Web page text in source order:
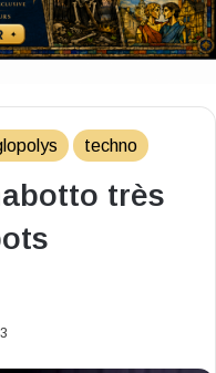
techno
très